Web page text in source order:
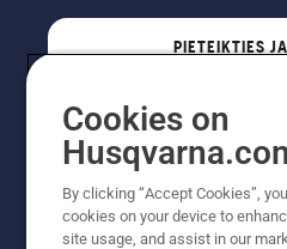
PIETEIKTIES
Cookies on
By clicking “Accept Cookies”,
cookies on your device to
site usage, and assist in our